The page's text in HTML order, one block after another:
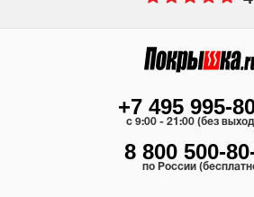
+7 495 995-
c 9:00 - 21:00 (без
8 800 500-
по России